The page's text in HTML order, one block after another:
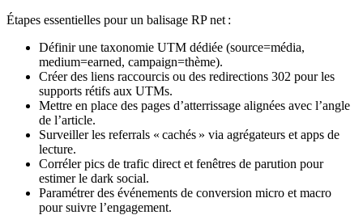
Étapes essentielles pour un balisage RP net :
Définir une taxonomie UTM dédiée (source=média,
medium=earned, campaign=thème).
Créer des liens raccourcis ou des redirections 302 pour les
supports rétifs aux UTMs.
Mettre en place des pages d’atterrissage alignées avec l’angle
de l’article.
Surveiller les referrals « cachés » via agrégateurs et apps de
lecture.
Corréler pics de trafic direct et fenêtres de parution pour
estimer le dark social.
Paramétrer des événements de conversion micro et macro
pour suivre l’engagement.